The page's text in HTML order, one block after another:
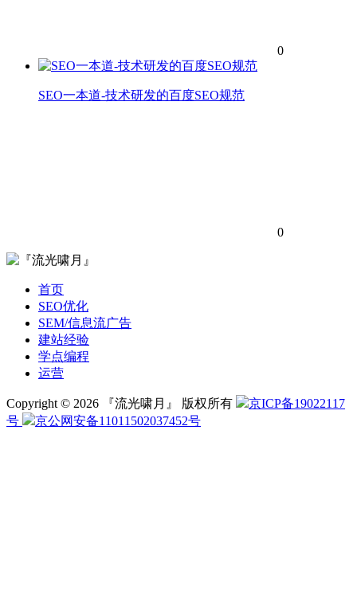
0
SEO一本道-技术研发的百度SEO规范
0
首页
SEO优化
SEM/信息流广告
建站经验
学点编程
运营
Copyright © 2026 『流光啸月』 版权所有
京ICP备19022117
号
京公网安备11011502037452号